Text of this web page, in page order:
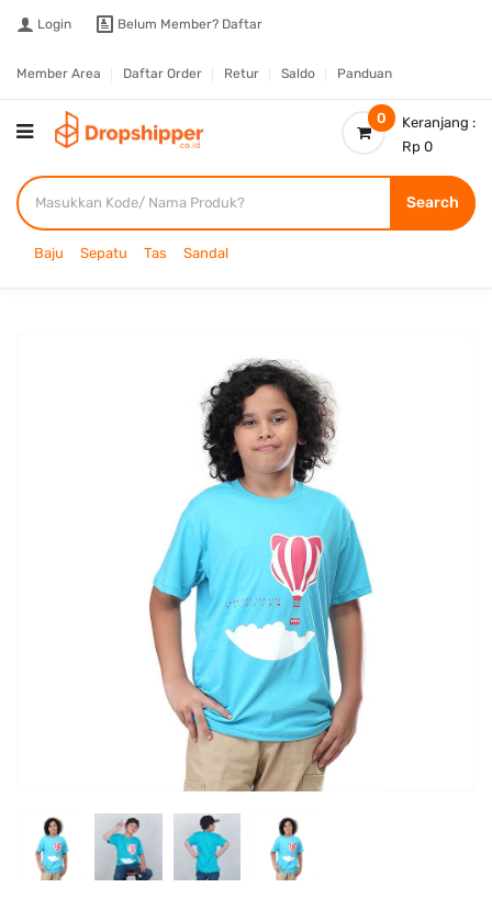
Login Belum Member? Daftar
Member Area Daftar Order Retur Saldo Panduan
0
Keranjang :
Rp 0
Search
Baju Sepatu Tas Sandal